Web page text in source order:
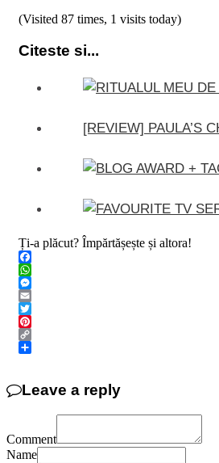
(Visited 87 times, 1 visits today)
Citeste si...
[REVIEW] PAULA’S
Ți-a plăcut? Împărtășește și altora!
Facebook
WhatsApp
Messenger
Email
Twitter
Pinterest
Copy
Leave a reply
Comment
Name